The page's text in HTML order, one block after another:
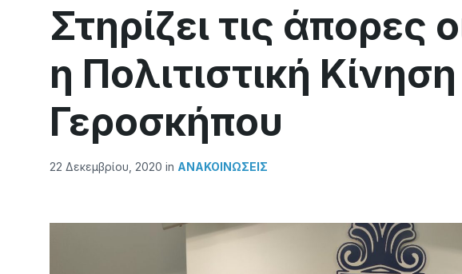
Στηρίζει τις άπορες
η Πολιτιστική Κίνηση
Γεροσκήπου
22 Δεκεμβρίου, 2020 in ΑΝΑΚΟΙΝΏΣΕΙΣ